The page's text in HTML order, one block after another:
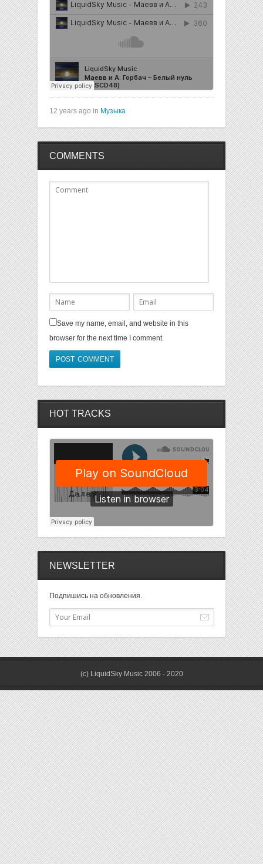
12 years ago in Музыка
COMMENTS
Save my name, email, and website in this
browser for the next time I comment.
HOT TRACKS
NEWSLETTER
Подпишись на обновления.
(c) LiquidSky Music 2006 - 2020